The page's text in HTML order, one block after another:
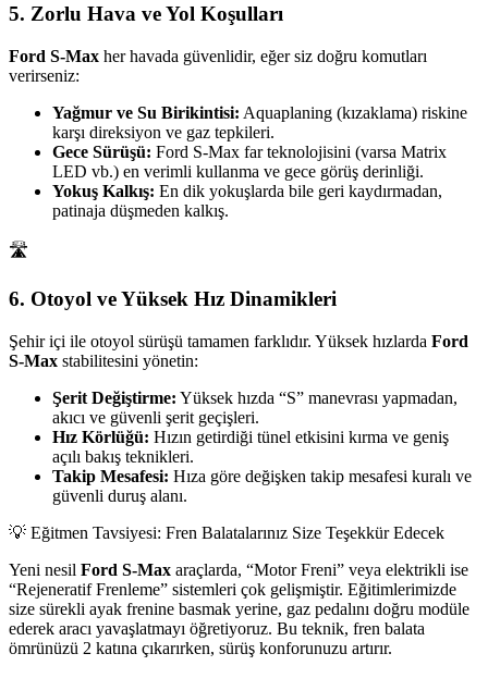
5. Zorlu Hava ve Yol Koşulları
Ford S-Max her havada güvenlidir, eğer siz doğru komutları
verirseniz:
Yağmur ve Su Birikintisi: Aquaplaning (kızaklama) riskine
karşı direksiyon ve gaz tepkileri.
Gece Sürüşü: Ford S-Max far teknolojisini (varsa Matrix
LED vb.) en verimli kullanma ve gece görüş derinliği.
Yokuş Kalkış: En dik yokuşlarda bile geri kaydırmadan,
patinaja düşmeden kalkış.
🛣️
6. Otoyol ve Yüksek Hız Dinamikleri
Şehir içi ile otoyol sürüşü tamamen farklıdır. Yüksek hızlarda Ford
S-Max stabilitesini yönetin:
Şerit Değiştirme: Yüksek hızda “S” manevrası yapmadan,
akıcı ve güvenli şerit geçişleri.
Hız Körlüğü: Hızın getirdiği tünel etkisini kırma ve geniş
açılı bakış teknikleri.
Takip Mesafesi: Hıza göre değişken takip mesafesi kuralı ve
güvenli duruş alanı.
💡 Eğitmen Tavsiyesi: Fren Balatalarınız Size Teşekkür Edecek
Yeni nesil Ford S-Max araçlarda, “Motor Freni” veya elektrikli ise
“Rejeneratif Frenleme” sistemleri çok gelişmiştir. Eğitimlerimizde
size sürekli ayak frenine basmak yerine, gaz pedalını doğru modüle
ederek aracı yavaşlatmayı öğretiyoruz. Bu teknik, fren balata
ömrünüzü 2 katına çıkarırken, sürüş konforunuzu artırır.